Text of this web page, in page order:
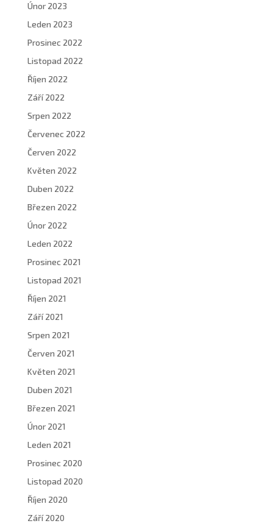
Únor 2023
Leden 2023
Prosinec 2022
Listopad 2022
Říjen 2022
Září 2022
Srpen 2022
Červenec 2022
Červen 2022
Květen 2022
Duben 2022
Březen 2022
Únor 2022
Leden 2022
Prosinec 2021
Listopad 2021
Říjen 2021
Září 2021
Srpen 2021
Červen 2021
Květen 2021
Duben 2021
Březen 2021
Únor 2021
Leden 2021
Prosinec 2020
Listopad 2020
Říjen 2020
Září 2020